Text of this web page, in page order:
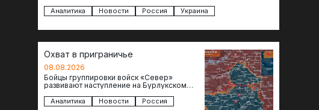
Аналитика Новости Россия Украина
Охват в приграничье
08.08.2026
Бойцы группировки войск «Север»
развивают наступление на Бурлукском
теснят противника сразу на нескольких
Аналитика Новости Россия